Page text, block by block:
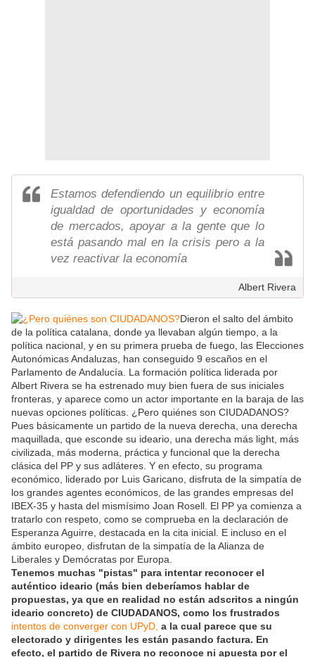
Estamos defendiendo un equilibrio entre
igualdad de oportunidades y economía
de mercados, apoyar a la gente que lo
está pasando mal en la crisis pero a la
vez reactivar la economía
Albert Rivera
Dieron el salto del ámbito
de la política catalana, donde ya llevaban algún tiempo, a la
política nacional, y en su primera prueba de fuego, las Elecciones
Autonómicas Andaluzas, han conseguido 9 escaños en el
Parlamento de Andalucía. La formación política liderada por
Albert Rivera se ha estrenado muy bien fuera de sus iniciales
fronteras, y aparece como un actor importante en la baraja de las
nuevas opciones políticas. ¿Pero quiénes son CIUDADANOS?
Pues básicamente un partido de la nueva derecha, una derecha
maquillada, que esconde su ideario, una derecha más light, más
civilizada, más moderna, práctica y funcional que la derecha
clásica del PP y sus adláteres. Y en efecto, su programa
económico, liderado por Luis Garicano, disfruta de la simpatía de
los grandes agentes económicos, de las grandes empresas del
IBEX-35 y hasta del mismísimo Joan Rosell. El PP ya comienza a
tratarlo con respeto, como se comprueba en la declaración de
Esperanza Aguirre, destacada en la cita inicial. E incluso en el
ámbito europeo, disfrutan de la simpatía de la Alianza de
Liberales y Demócratas por Europa.
Tenemos muchas "pistas" para intentar reconocer el
auténtico ideario (más bien deberíamos hablar de
propuestas, ya que en realidad no están adscritos a ningún
ideario concreto) de CIUDADANOS, como los frustrados
intentos de converger con UPyD, a la cual parece que su
electorado y dirigentes les están pasando factura. En
efecto, el partido de Rivera no reconoce ni apuesta por el